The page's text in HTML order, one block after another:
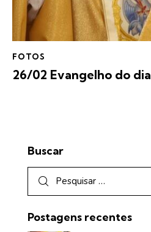
FOTOS
26/02 Evangelho do dia
Buscar
Postagens recentes